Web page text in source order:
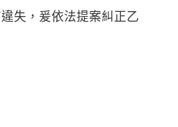
失，爰依法提案糾正乙